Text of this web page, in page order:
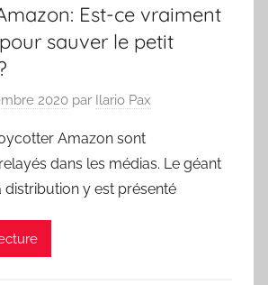
Est-ce vraiment
sauver le petit
2020 par Ilario Pax
Amazon sont
dans les médias. Le géant
distribution y est présenté